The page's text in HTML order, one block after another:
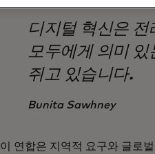
디지털 혁신은
모두에게 의미 있
쥐고 있습니다.
Bunita Sawhney
이 연합은 지역적 요구와 글로